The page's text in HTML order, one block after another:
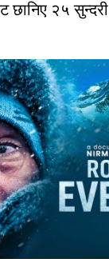
छानिए २५ सुन्दरी